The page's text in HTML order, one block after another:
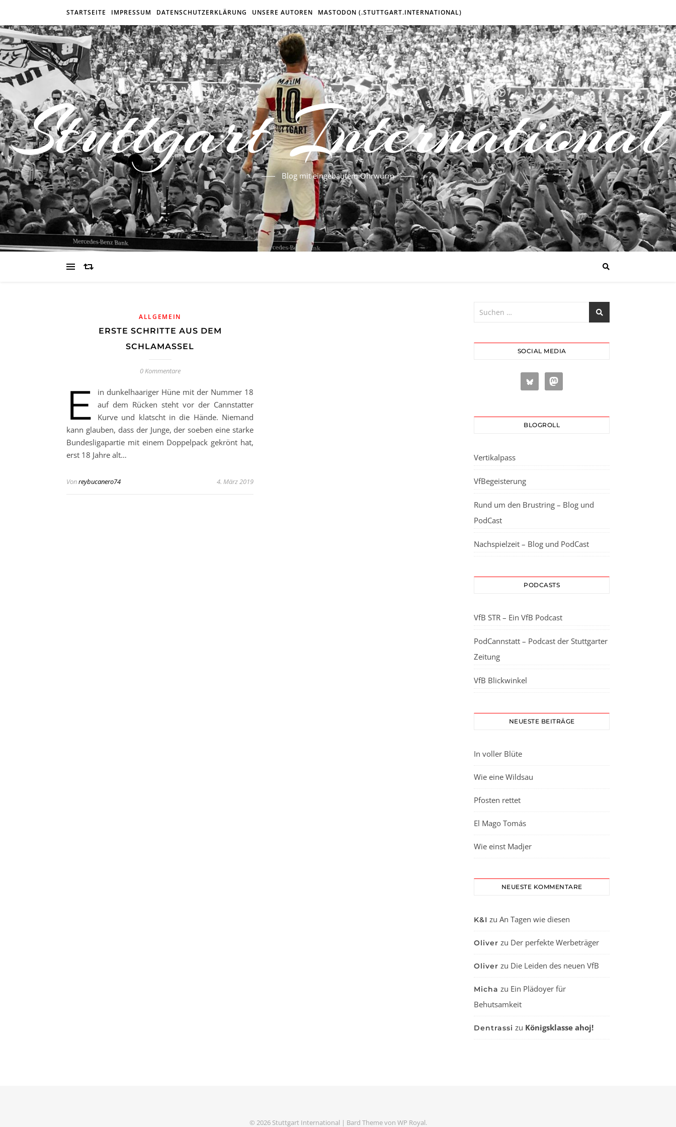
STARTSEITE IMPRESSUM DATENSCHUTZERKLÄRUNG UNSERE AUTOREN MASTODON (.STUTTGART.INTERNATIONAL)
Stuttgart International
Blog mit eingebautem Ohrwurm
ALLGEMEIN
ERSTE SCHRITTE AUS DEM
SCHLAMASSEL
0 Kommentare
E
in dunkelhaariger Hüne mit der Nummer 18
auf dem Rücken steht vor der Cannstatter
Kurve und klatscht in die Hände. Niemand
kann glauben, dass der Junge, der soeben eine starke
Bundesligapartie mit einem Doppelpack gekrönt hat,
erst 18 Jahre alt…
Vonreybucanero74 4. März 2019
SOCIAL MEDIA
BLOGROLL
Vertikalpass
VfBegeisterung
Rund um den Brustring – Blog und
PodCast
Nachspielzeit – Blog und PodCast
PODCASTS
VfB STR – Ein VfB Podcast
PodCannstatt – Podcast der Stuttgarter
Zeitung
VfB Blickwinkel
NEUESTE BEITRÄGE
In voller Blüte
Wie eine Wildsau
Pfosten rettet
El Mago Tomás
Wie einst Madjer
NEUESTE KOMMENTARE
K&I zu An Tagen wie diesen
Oliver zu Der perfekte Werbeträger
Oliver zu Die Leiden des neuen VfB
Micha zu Ein Plädoyer für
Behutsamkeit
Dentrassi zu Königsklasse ahoj!
© 2026 Stuttgart International | Bard Theme von WP Royal.